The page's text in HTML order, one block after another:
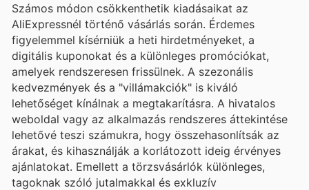
Számos módon csökkenthetik kiadásaikat az
AliExpressnél történő vásárlás során. Érdemes
figyelemmel kísérniük a heti hirdetményeket, a
digitális kuponokat és a különleges promóciókat,
amelyek rendszeresen frissülnek. A szezonális
kedvezmények és a "villámakciók" is kiváló
lehetőséget kínálnak a megtakarításra. A hivatalos
weboldal vagy az alkalmazás rendszeres áttekintése
lehetővé teszi számukra, hogy összehasonlítsák az
árakat, és kihasználják a korlátozott ideig érvényes
ajánlatokat. Emellett a törzsvásárlók különleges,
tagoknak szóló jutalmakkal és exkluzív